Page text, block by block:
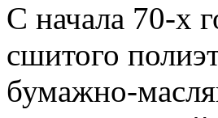
С начала 70-х
сшитого
бумажно-